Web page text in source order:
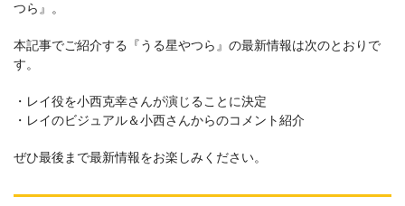
つら』。
本記事でご紹介する『うる星やつら』の最新情報は次のとおりで
す。
・レイ役を小西克幸さんが演じることに決定
・レイのビジュアル＆小西さんからのコメント紹介
ぜひ最後まで最新情報をお楽しみください。